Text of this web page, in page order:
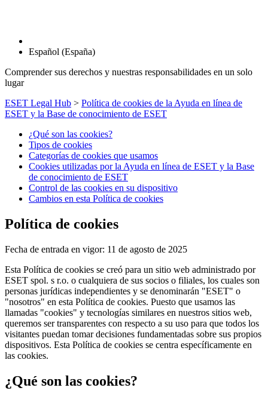
Español (España)
Comprender sus derechos y nuestras responsabilidades en un solo
lugar
ESET Legal Hub > Política de cookies de la Ayuda en línea de
ESET y la Base de conocimiento de ESET
¿Qué son las cookies?
Tipos de cookies
Categorías de cookies que usamos
Cookies utilizadas por la Ayuda en línea de ESET y la Base
de conocimiento de ESET
Control de las cookies en su dispositivo
Cambios en esta Política de cookies
Política de cookies
Fecha de entrada en vigor: 11 de agosto de 2025
Esta Política de cookies se creó para un sitio web administrado por
ESET spol. s r.o. o cualquiera de sus socios o filiales, los cuales son
personas jurídicas independientes y se denominarán "ESET" o
"nosotros" en esta Política de cookies. Puesto que usamos las
llamadas "cookies" y tecnologías similares en nuestros sitios web,
queremos ser transparentes con respecto a su uso para que todos los
visitantes puedan tomar decisiones fundamentadas sobre sus propios
dispositivos. Esta Política de cookies se centra específicamente en
las cookies.
¿Qué son las cookies?